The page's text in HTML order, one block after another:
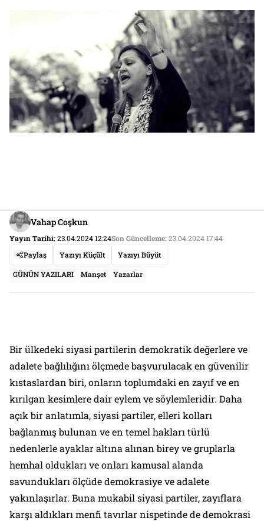
Vahap Coşkun
Yayın Tarihi:23.04.2024 12:24Son Güncelleme:23.04.2024 17:44
Paylaş
Yazıyı Küçült Yazıyı Büyüt
GÜNÜN YAZILARI Manşet Yazarlar
Bir ülkedeki siyasi partilerin demokratik değerlere ve
adalete bağlılığını ölçmede başvurulacak en güvenilir
kıstaslardan biri, onların toplumdaki en zayıf ve en
kırılgan kesimlere dair eylem ve söylemleridir. Daha
açık bir anlatımla, siyasi partiler, elleri kolları
bağlanmış bulunan ve en temel hakları türlü
nedenlerle ayaklar altına alınan birey ve gruplarla
hemhal oldukları ve onları kamusal alanda
savundukları ölçüde demokrasiye ve adalete
yakınlaşırlar. Buna mukabil siyasi partiler, zayıflara
karşı aldıkları menfi tavırlar nispetinde de demokrasi